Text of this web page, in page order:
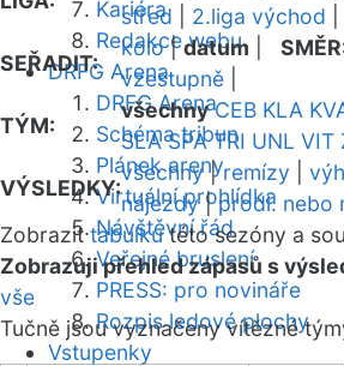
Kariéra
Redakce webu
DRFG Arena
DRFG Arena
Schéma tribun
Plánek areny
Virtuální prohlídka
Návštěvní řád
Veřejné bruslení
PRESS: pro novináře
Rozpis ledové plochy
Vstupenky
střed
2.liga východ
SEŘADIT:
kolo|datum
vzestupně
TÝM:
všechny CEB KLA
SLA SPA TRI UNL VIT
VÝSLEDKY:
všechny|remízy
nájezdy|prodl. nebo
Zobrazittabulkutéto sezóny a
Zobrazuji přehled zápasů s
vše
Tučně jsou vyznačeny vítězné